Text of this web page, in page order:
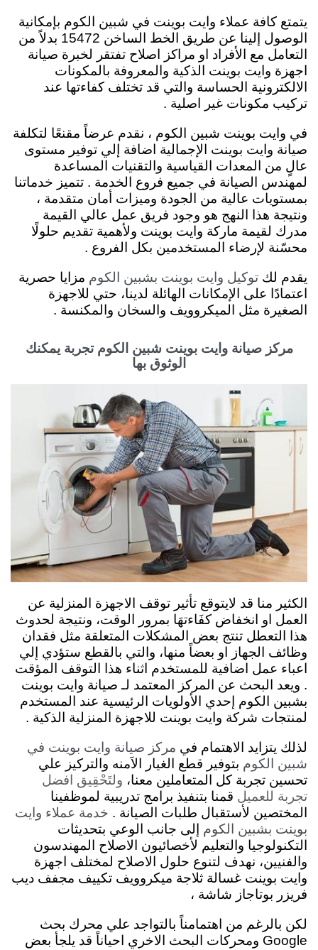
يتمتع كافة عملاء وايت بوينت في شبين الكوم بإمكانية
الوصول إلينا عن طريق الخط الساخن 15472 بدلاً من
التعامل مع الأفراد او مراكز اصلاح تفتقر لخبرة صيانة
اجهزة وايت بوينت الذكية والمعروفة بالمكونات
الالكترونية الحساسة والتي قد تختلف كفاءتها عند
تركيب مكونات غير اصلية .
في وايت بوينت شبين الكوم ، نقدم عرضاً مقنعًا لتكلفة
صيانة وايت بوينت الإجمالية اضافة إلي توفير مستوى
عالٍ من المعدات القياسية والتقنيات المساعدة
لمهندس الصيانة في جميع فروع الخدمة . تتميز خدماتنا
بمستويات عالية من الجودة وميزات أمان متقدمة ،
ونتيجة هذا النهج هو وجود فريق عمل عالي القيمة
مدرك لقيمة ماركة وايت بوينت ولأهمية تقديم حلولًا
محسّنة لإرضاء المستخدمين بكل الفروع .
يقدم لك توكيل وايت بوينت بشبين الكوم مزايا حصرية
اعتمادًا على الإمكانات الهائلة لدينا، حتي للاجهزة
الصغيرة مثل الميكروويف والسخان والمكنسة .
مركز صيانة وايت بوينت شبين الكوم تجربة يمكنك
الوثوق بها
الكثير منا قد لايتوقع تأثير توقف الاجهزة المنزلية عن
العمل او انخفاض كفَاءتهَا بمرور الوقت، ونتيجة لحدوث
هذا التعطل تنتج بعض المشكلات المتعلقة مثل فقدان
وظائف الجهاز او بعضاً منها، والتي بالقطع ستؤدي إلي
اعباء عمل اضافية للمستخدم اثناء هذا التوقف المؤقت
. ويعد البحث عن المركز المعتمد لـ صيانة وايت بوينت
بشبين الكوم إحدي الأولويات الرئيسية عند المستخدم
لمنتجات شركة وايت بوينت للاجهزة المنزلية الذكية .
لذلك يتزايد الاهتمام في مركز صيانة وايت بوينت في
شبين الكوم بتوفير قطع الغيار الاَمنه والتركيز علي
تحسين تجربة كل المتعاملين معنا، ولتَحْقِيق افضل
تجربة للعميل قمنا بتنفيذ برامج تدريبية لموظفينا
المختصين لأستقبال طلبات الصيانة . خدمة عملاء وايت
بوينت بشبين الكوم إلى جانب الوعي بتحديثات
التكنولوجيا والتعليم لأخصائيون الاصلاح المهندسون
والفنيين، نهدف لتنوع حلول الاصلاح لمختلف اجهزة
وايت بوينت غسالة ثلاجة ميكروويف تكييف مجفف ديب
فريزر بوتاجاز شاشة ،
لكن بالرغم من اهتمامناً بالتواجد علي محرك بحث
Google ومحركات البحث الاخري احياناً قد يلجأ بعض